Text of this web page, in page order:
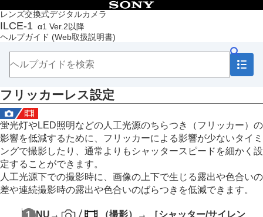
レンズ交換式デジタルカメラ
ILCE-1 α1 Ver.2以降
ヘルプガイド (Web取扱説明書)
目次
トップページ
ヘルプガイドの使いかた
本体と付属品を確認する
本機の基本操作
準備/基本的な撮影
MENU一覧から機能を探す
撮影機能を活用する
この章の目次
撮影モードを選ぶ
フォーカス（ピント）を合わせる
顔/瞳AF
フォーカス機能を使う
フリッカーレス設定
蛍光灯やLED照明などの人工光源のちらつき（フリッカー）の
影響を低減するために、フリッカーによる影響が少ないタイミ
ングで撮影したり、通常よりもシャッタースピードを細かく設
定することができます。
人工光源下での撮影時に、画像の上下で生じる露出や色合いの
差や連続撮影時の露出や色合いのばらつきを低減できます。
MENU → （撮影）→
［シャッター/サイレン